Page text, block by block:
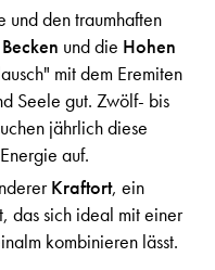
den traumhaften
und die Hohen
mit dem Eremiten
Seele gut. Zwölf- bis
jährlich diese
auf.
Kraftort, ein
das sich ideal mit einer
kombinieren lässt.